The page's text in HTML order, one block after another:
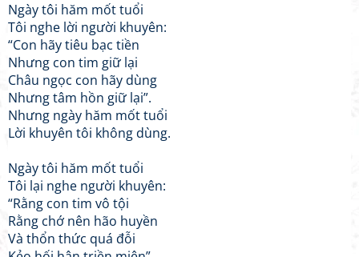
Ngày tôi hăm mốt tuổi
Tôi nghe lời người khuyên:
“Con hãy tiêu bạc tiền
Nhưng con tim giữ lại
Châu ngọc con hãy dùng
Nhưng tâm hồn giữ lại”.
Nhưng ngày hăm mốt tuổi
Lời khuyên tôi không dùng.
Ngày tôi hăm mốt tuổi
Tôi lại nghe người khuyên:
“Rằng con tim vô tội
Rằng chớ nên hão huyền
Và thổn thức quá đỗi